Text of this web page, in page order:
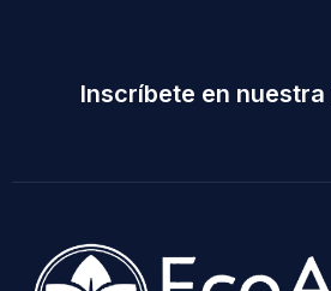
Inscríbete en